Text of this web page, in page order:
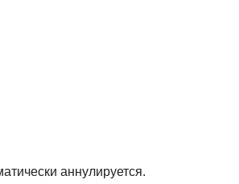
аннулируется.